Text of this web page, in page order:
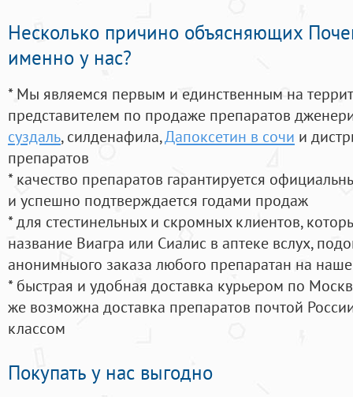
Несколько причино объясняющих
именно у нас?
* Мы являемся первым и единственным на
представителем по продаже препаратов
суздаль, силденафила,Дапоксетин в сочи и
препаратов
* качество препаратов гарантируется
и успешно подтверждается годами продаж
* для стестинельных и скромных клиентов,
название Виагра или Сиалис в аптеке вслух,
анонимныого заказа любого препаратан на
* быстрая и удобная доставка курьером по
же возможна доставка препаратов почтой
классом
Покупать у нас выгодно